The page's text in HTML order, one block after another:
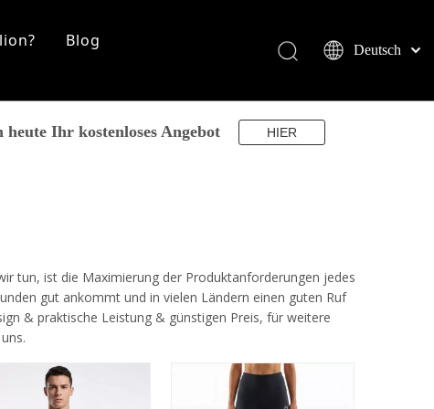
Blog
Deutsch
简体中文
日本語
Ihr kostenloses Angebot HIER
tun, ist die Maximierung der Produktanforderungen jedes
gut ankommt und in vielen Ländern einen guten Ruf
& praktische Leistung & günstigen Preis, für weitere